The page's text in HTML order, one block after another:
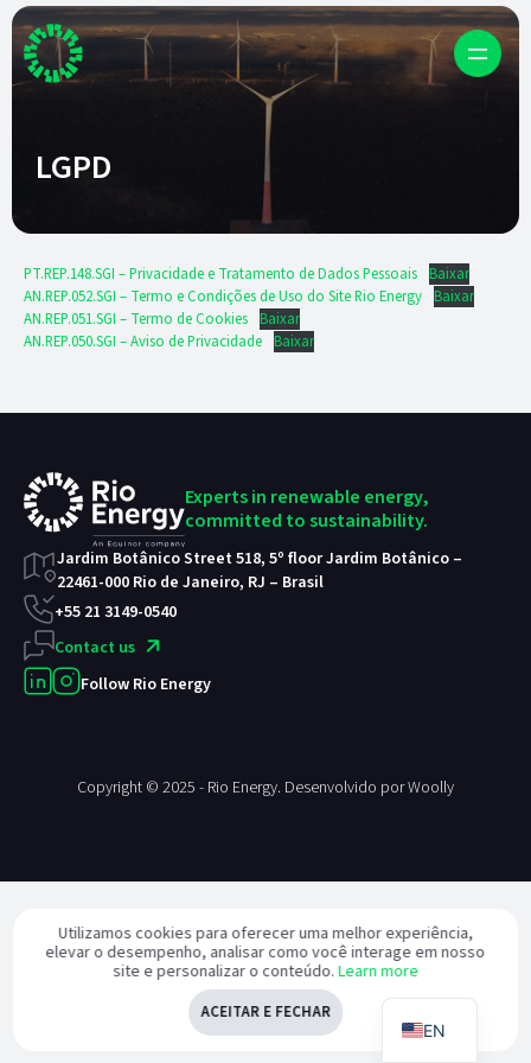
LGPD
PT.REP.148.SGI – Privacidade e Tratamento de Dados Pessoais
Baixar
AN.REP.052.SGI – Termo e Condições de Uso do Site Rio Energy
Baixar
AN.REP.051.SGI – Termo de Cookies
Baixar
AN.REP.050.SGI – Aviso de Privacidade
Baixar
Experts in renewable energy,
committed tosustainability.
Jardim Botânico Street 518, 5º floorJardim Botânico –
22461-000 Rio de Janeiro, RJ – Brasil
+55 21 3149-0540
Contact us
Follow Rio Energy
Copyright © 2025 - Rio Energy. Desenvolvido porWoolly
EN
Utilizamos cookies para oferecer uma melhor experiência,
elevar o desempenho, analisar como você interage em nosso
site e personalizar o conteúdo.Learn more
ACEITAR E FECHAR